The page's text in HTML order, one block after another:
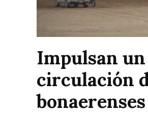
Impulsan
circulación
bonaerenses